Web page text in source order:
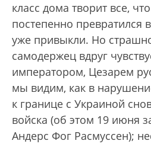
класс дома творит все,
постепенно превратился
уже привыкли. Но
самодержец вдруг
императором, Цезарем
мы видим, как в
к границе с Украиной
войска (об этом 19 июня
Андерс Фог Расмуссен);